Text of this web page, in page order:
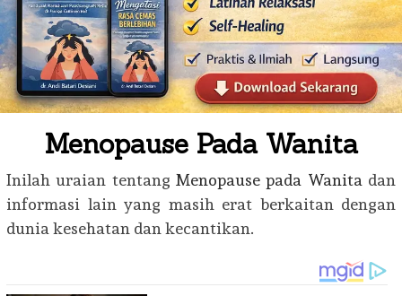
Menopause Pada Wanita
Inilah uraian tentang Menopause pada Wanita dan
informasi lain yang masih erat berkaitan dengan
dunia kesehatan dan kecantikan.